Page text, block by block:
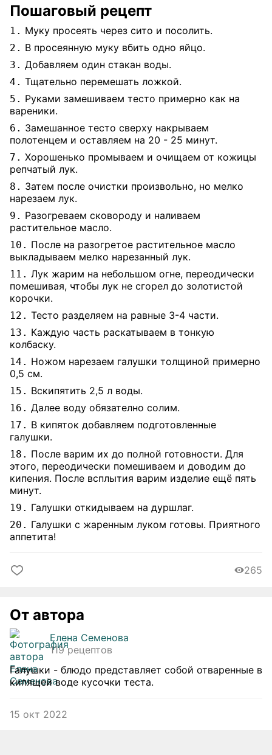
Пошаговый рецепт
1. Муку просеять через сито и посолить.
2. В просеянную муку вбить одно яйцо.
3. Добавляем один стакан воды.
4. Тщательно перемешать ложкой.
5. Руками замешиваем тесто примерно как на
вареники.
6. Замешанное тесто сверху накрываем
полотенцем и оставляем на 20 - 25 минут.
7. Хорошенько промываем и очищаем от кожицы
репчатый лук.
8. Затем после очистки произвольно, но мелко
нарезаем лук.
9. Разогреваем сковороду и наливаем
растительное масло.
10. После на разогретое растительное масло
выкладываем мелко нарезанный лук.
11. Лук жарим на небольшом огне, переодически
помешивая, чтобы лук не сгорел до золотистой
корочки.
12. Тесто разделяем на равные 3-4 части.
13. Каждую часть раскатываем в тонкую
колбаску.
14. Ножом нарезаем галушки толщиной примерно
0,5 см.
15. Вскипятить 2,5 л воды.
16. Далее воду обязателно солим.
17. В кипяток добавляем подготовленные
галушки.
18. После варим их до полной готовности. Для
этого, переодически помешиваем и доводим до
кипения. После всплытия варим изделие ещё пять
минут.
19. Галушки откидываем на дуршлаг.
20. Галушки с жаренным луком готовы. Приятного
аппетита!
265
От автора
Елена Семенова
119 рецептов
Галушки - блюдо представляет собой отваренные в
кипящей воде кусочки теста.
15 окт 2022